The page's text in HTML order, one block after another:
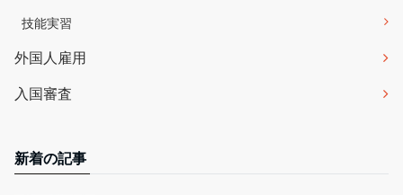
技能実習
外国人雇用
入国審査
新着の記事